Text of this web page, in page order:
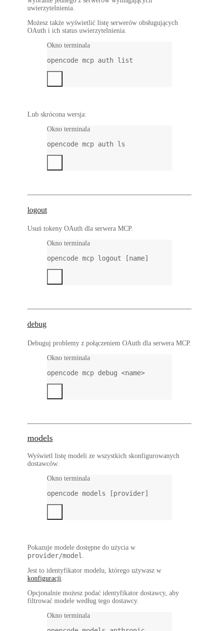
uwierzytelnienia.
Możesz także wyświetlić listę serwerów obsługujących
OAuth i ich status uwierzytelnienia.
Okno terminala
opencode mcp auth list
Lub skrócona wersja:
Okno terminala
opencode mcp auth ls
logout
Usuń tokeny OAuth dla serwera MCP.
Okno terminala
opencode mcp logout [name]
debug
Debuguj problemy z połączeniem OAuth dla serwera MCP.
Okno terminala
opencode mcp debug <name>
models
Wyświetl listę modeli ze wszystkich skonfigurowanych
dostawców.
Okno terminala
opencode models [provider]
Pokazuje modele dostępne do użycia w
provider/model
Jest to identyfikator modelu, którego używasz w
konfiguracji
Opcjonalnie możesz podać identyfikator dostawcy, aby
filtrować modele według tego dostawcy.
Okno terminala